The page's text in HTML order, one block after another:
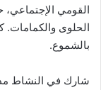
القومي
الحلوى والكمامات.
بالشموع.
شارك في النشاط